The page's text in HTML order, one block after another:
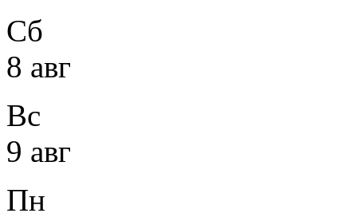
Сб
8 авг
Вс
9 авг
Пн